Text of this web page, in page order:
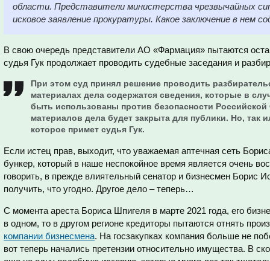
области. Представители министерства чрезвычайных
исковое заявление прокуратуры. Какое заключение в нем
В свою очередь представители АО «Фармация» пытаются
судья Гук продолжает проводить судебные заседания и
При этом суд принял решение проводить
материалах дела содержатся сведения, которые в
быть использованы против безопасности
материалов дела будет закрыта для публики. Но, так
которое примет судья Гук.
Если истец прав, выходит, что уважаемая аптечная сеть
бункер, который в наше неспокойное время является очень
говорить, в прежде влиятельный сенатор и бизнесмен Борис
получить, что угодно. Другое дело – теперь…
С момента ареста Бориса Шпигеля в марте 2021 года, его
в одном, то в другом регионе кредиторы пытаются отнять
компании бизнесмена. На госзакупках компания больше не
вот теперь начались претензии относительно имущества. В